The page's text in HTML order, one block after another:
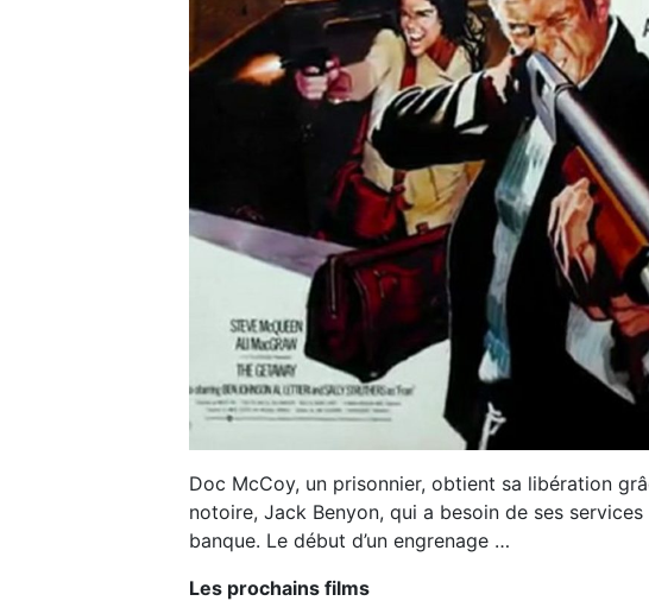
Doc McCoy, un prisonnier, obtient sa libération
notoire, Jack Benyon, qui a besoin de ses
banque. Le début d’un engrenage …
Les prochains films